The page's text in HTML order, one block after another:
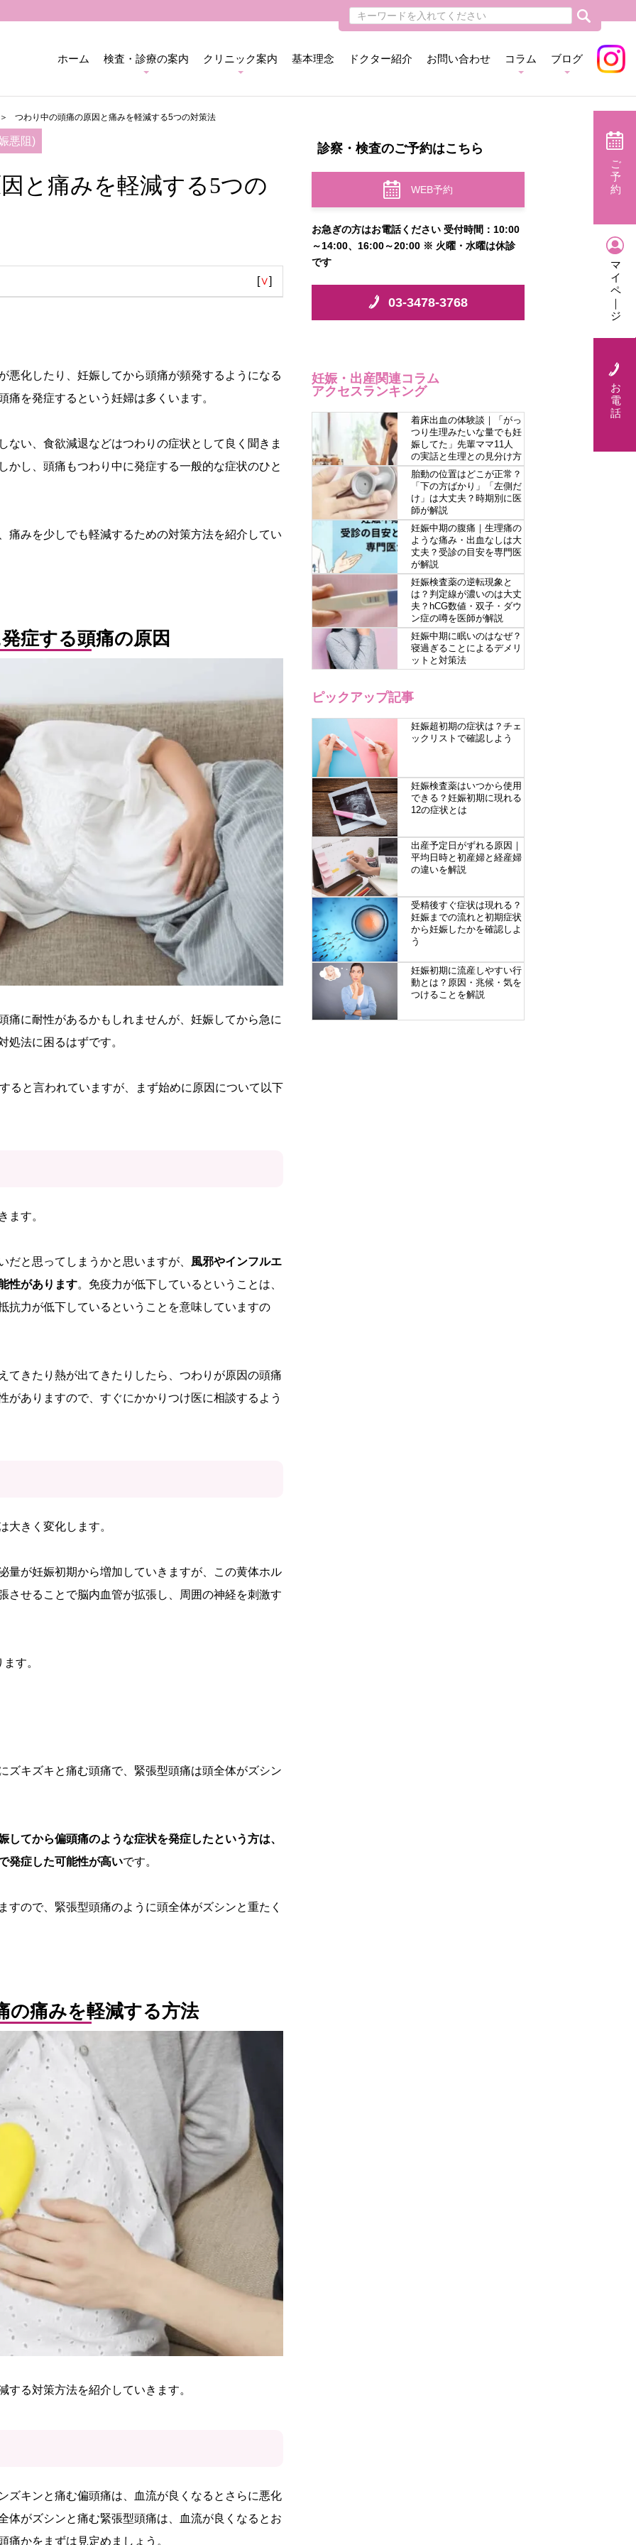
ホーム 検査・診療の案内 クリニック案内 基本理念 ドクター紹介 お問い合わせ コラム ブログ
つわり中の頭痛の原因と痛みを軽減する5つの対策法
悪阻)
と痛みを軽減する5つの
[∨]
悪化したり、妊娠してから頭痛が頻発するようになる
を発症するという妊婦は多くいます。
ない、食欲減退などはつわりの症状として良く聞きま
かし、頭痛もつわり中に発症する一般的な症状のひと
痛みを少しでも軽減するための対策方法を紹介してい
症する頭痛の原因
痛に耐性があるかもしれませんが、妊娠してから急に
処法に困るはずです。
ると言われていますが、まず始めに原因について以下
ます。
と思ってしまうかと思いますが、 風邪やインフルエ
性があります。免疫力が低下しているということは、
抗力が低下しているということを意味していますの
てきたり熱が出てきたりしたら、つわりが原因の頭痛
がありますので、すぐにかかりつけ医に相談するよう
大きく変化します。
量が妊娠初期から増加していきますが、この黄体ホル
させることで脳内血管が拡張し、周囲の神経を刺激す
す。
ズキズキと痛む頭痛で、緊張型頭痛は頭全体がズシン
てから偏頭痛のような症状を発症したという方は、
発症した可能性が高いです。
すので、緊張型頭痛のように頭全体がズシンと重たく
の痛みを軽減する方法
る対策方法を紹介していきます。
ズキンと痛む偏頭痛は、血流が良くなるとさらに悪化
体がズシンと痛む緊張型頭痛は、血流が良くなるとお
痛かをまずは見定めましょう。
診察・検査のご予約はこちら
WEB予約
お急ぎの方はお電話ください 受付時間：10:00
～14:00、16:00～20:00 ※ 火曜・水曜は休診
です
03-3478-3768
妊娠・出産関連コラム
アクセスランキング
着床出血の体験談｜「がっ
つり生理みたいな量でも妊
娠してた」先輩ママ11人
の実話と生理との見分け方
胎動の位置はどこが正常？
「下の方ばかり」「左側だ
け」は大丈夫？時期別に医
師が解説
妊娠中期の腹痛｜生理痛の
ような痛み・出血なしは大
丈夫？受診の目安を専門医
が解説
妊娠検査薬の逆転現象と
は？判定線が濃いのは大丈
夫？hCG数値・双子・ダウ
ン症の噂を医師が解説
妊娠中期に眠いのはなぜ？
寝過ぎることによるデメリ
ットと対策法
ピックアップ記事
妊娠超初期の症状は？チェ
ックリストで確認しよう
妊娠検査薬はいつから使用
できる？妊娠初期に現れる
12の症状とは
出産予定日がずれる原因｜
平均日時と初産婦と経産婦
の違いを解説
受精後すぐ症状は現れる？
妊娠までの流れと初期症状
から妊娠したかを確認しよ
う
妊娠初期に流産しやすい行
動とは？原因・兆候・気を
つけることを解説
ご
予
約
マ
イ
ペ
｜
ジ
お
電
話